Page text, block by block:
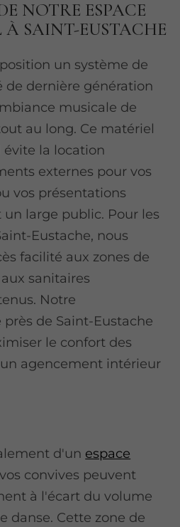
NOTRE ESPACE
À SAINT-EUSTACHE
un système de
de dernière génération
musicale de
au long. Ce matériel
la location
externes pour vos
vos présentations
large public. Pour les
Eustache, nous
facilité aux zones de
sanitaires
Notre
de Saint-Eustache
le confort des
agencement intérieur
d'un espace
convives peuvent
à l'écart du volume
danse. Cette zone de